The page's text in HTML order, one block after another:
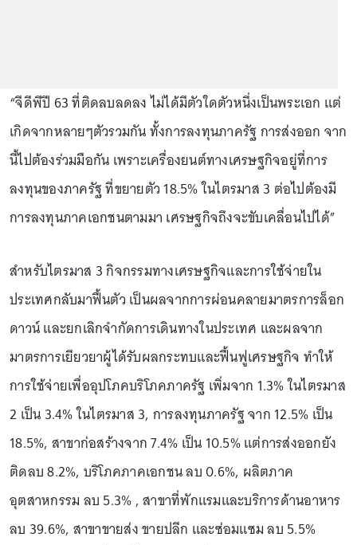
“จีดีพีปี 63 ที่ติดลบลดลง ไม่ได้มีตัวใดตัวหนึ่งเป็นพระเอก แต่
เกิดจากหลายๆตัวรวมกัน ทั้งการลงทุนภาครัฐ การส่งออก จาก
นี้ไปต้องร่วมมือกัน เพราะเครื่องยนต์ทางเศรษฐกิจอยู่ที่การ
ลงทุนของภาครัฐ ที่ขยายตัว 18.5% ในไตรมาส 3 ต่อไปต้องมี
การลงทุนภาคเอกชนตามมา เศรษฐกิจถึงจะขับเคลื่อนไปได้”
สำหรับไตรมาส 3 กิจกรรมทางเศรษฐกิจและการใช้จ่ายใน
ประเทศกลับมาฟื้นตัว เป็นผลจากการผ่อนคลายมาตรการล็อก
ดาวน์ และยกเลิกจำกัดการเดินทางในประเทศ และผลจาก
มาตรการเยียวยาผู้ได้รับผลกระทบและฟื้นฟูเศรษฐกิจ ทำให้
การใช้จ่ายเพื่ออุปโภคบริโภคภาครัฐ เพิ่มจาก 1.3% ในไตรมาส
2 เป็น 3.4% ในไตรมาส 3, การลงทุนภาครัฐ จาก 12.5% เป็น
18.5%, สาขาก่อสร้างจาก 7.4% เป็น 10.5% แต่การส่งออกยัง
ติดลบ 8.2%, บริโภคภาคเอกชน ลบ 0.6%, ผลิตภาค
อุตสาหกรรม ลบ 5.3% , สาขาที่พักแรมและบริการด้านอาหาร
ลบ 39.6%, สาขาขายส่ง ขายปลีก และซ่อมแซม ลบ 5.5%